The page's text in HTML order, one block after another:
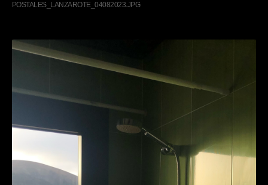
POSTALES_LANZAROTE_04082023.JPG